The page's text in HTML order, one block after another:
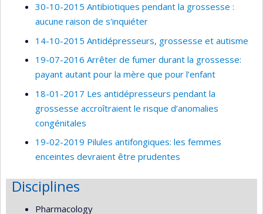
30-10-2015 Antibiotiques pendant la grossesse :
aucune raison de s'inquiéter
14-10-2015 Antidépresseurs, grossesse et autisme
19-07-2016 Arrêter de fumer durant la grossesse:
payant autant pour la mère que pour l’enfant
18-01-2017 Les antidépresseurs pendant la
grossesse accroîtraient le risque d’anomalies
congénitales
19-02-2019 Pilules antifongiques: les femmes
enceintes devraient être prudentes
Disciplines
Pharmacology